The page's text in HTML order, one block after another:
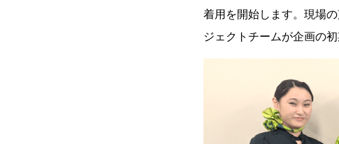
着用を開始します。現場
ジェクトチームが企画の